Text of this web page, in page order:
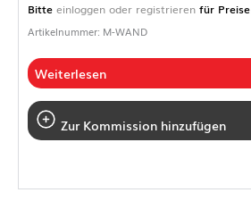
Bitte einloggen oder registrieren für Preise
Artikelnummer: M-WAND
Weiterlesen
Zur Kommission hinzufügen